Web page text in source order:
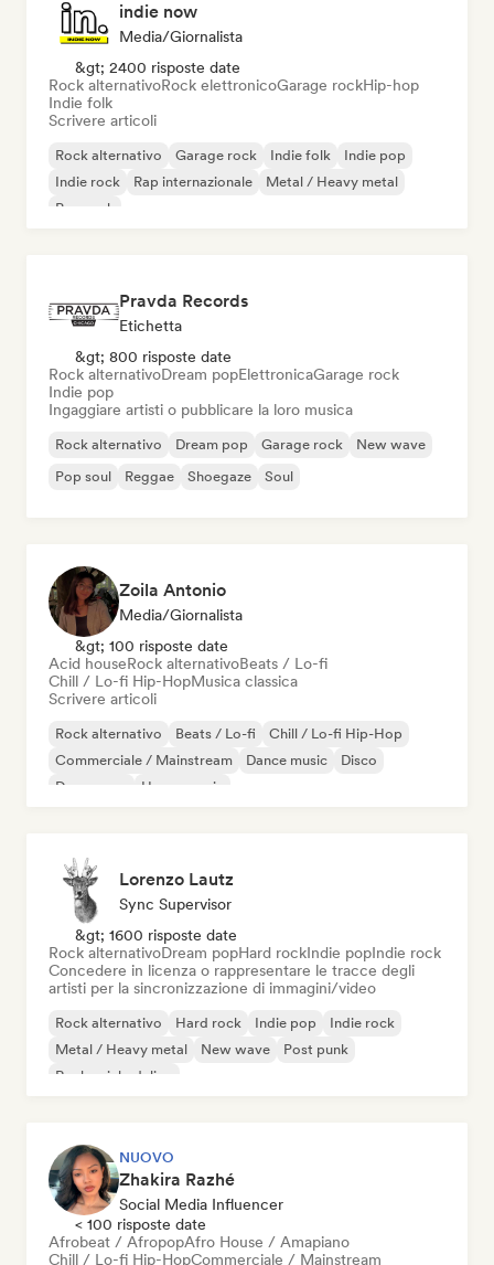
indie now
Media/Giornalista
&gt; 2400 risposte date
Rock alternativoRock elettronicoGarage rockHip-hop
Indie folk
Scrivere articoli
Rock alternativo Garage rock Indie folk
Indie pop
Indie rock
Rap internazionale
Metal / Heavy metal
Pop rock
Pravda Records
Etichetta
&gt; 800 risposte date
Rock alternativoDream popElettronicaGarage rock
Indie pop
Ingaggiare artisti o pubblicare la loro musica
Rock alternativo Dream pop Garage rock
New wave
Pop soul
Reggae Shoegaze Soul
Zoila Antonio
Media/Giornalista
&gt; 100 risposte date
Acid houseRock alternativoBeats / Lo-fi
Chill / Lo-fi Hip-HopMusica classica
Scrivere articoli
Rock alternativo Beats / Lo-fi
Chill / Lo-fi Hip-Hop
Commerciale / Mainstream
Dance music
Disco
Dream pop
House music
Lorenzo Lautz
Sync Supervisor
&gt; 1600 risposte date
Rock alternativoDream popHard rockIndie popIndie rock
Concedere in licenza o rappresentare le tracce degli
artisti per la sincronizzazione di immagini/video
Rock alternativo Hard rock Indie pop
Indie rock
Metal / Heavy metal
New wave
Post punk
Rock psichedelico
NUOVO
Zhakira Razhé
Social Media Influencer
< 100 risposte date
Afrobeat / AfropopAfro House / Amapiano
Chill / Lo-fi Hip-HopCommerciale / Mainstream